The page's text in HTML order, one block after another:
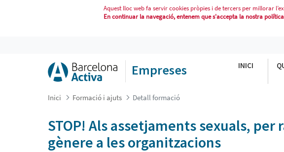
Aquest lloc web fa servir cookies pròpies i de tercers per millorar
En continuar la navegació, entenem que s'accepta la nostra
STOP! ALS ASSETJAMENTS SEXUALS, PER
Empreses INICI
Inici Formació i ajuts Detall formació
STOP! Als assetjaments sexuals,
gènere a les organitzacions